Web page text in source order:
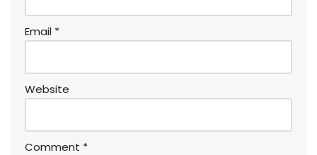
Email *
Website
Comment *